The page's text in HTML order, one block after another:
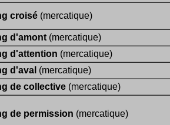
croisé (mercatique)
d'amont (mercatique)
d'attention (mercatique)
d'aval (mercatique)
de collective (mercatique)
de permission (mercatique)